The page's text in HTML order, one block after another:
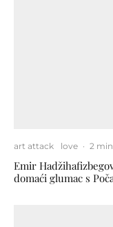
art attack love · 2
Emir
domaći glumac s